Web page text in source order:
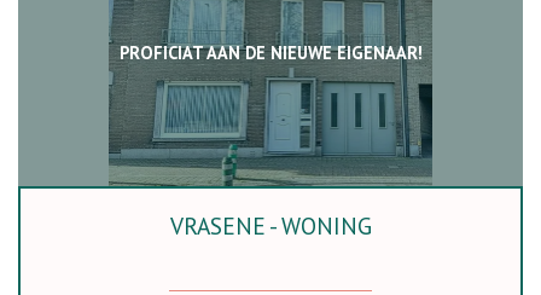
PROFICIAT AAN DE NIEUWE EIGENAAR!
3 2 Ja
VRASENE - WONING